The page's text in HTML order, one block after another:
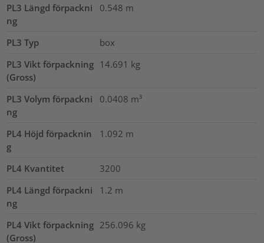
PL3 Längd förpackni
ng
0.548 m
PL3 Typ
box
PL3 Vikt förpackning
(Gross)
14.691 kg
PL3 Volym förpackni
ng
0.0408 m³
PL4 Höjd förpacknin
g
1.092 m
PL4 Kvantitet
3200
PL4 Längd förpackni
ng
1.2 m
PL4 Vikt förpackning
(Gross)
256.096 kg